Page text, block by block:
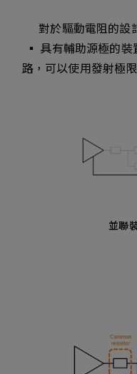
並聯
對於驅動電阻的設
▪︎ 具有輔助源極的裝
路，可以使用發射極